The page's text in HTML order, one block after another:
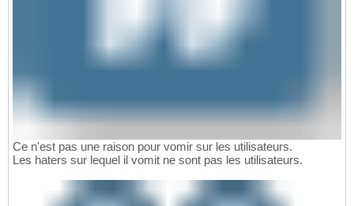
Ce n'est pas une raison pour vomir sur les utilisateurs.
Les haters sur lequel il vomit ne sont pas les utilisateurs.